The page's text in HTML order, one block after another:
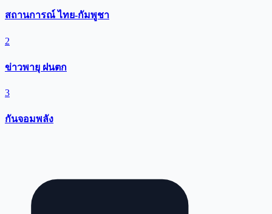
สถานการณ์ ไทย-กัมพูชา
2
ข่าวพายุ ฝนตก
3
กันจอมพลัง